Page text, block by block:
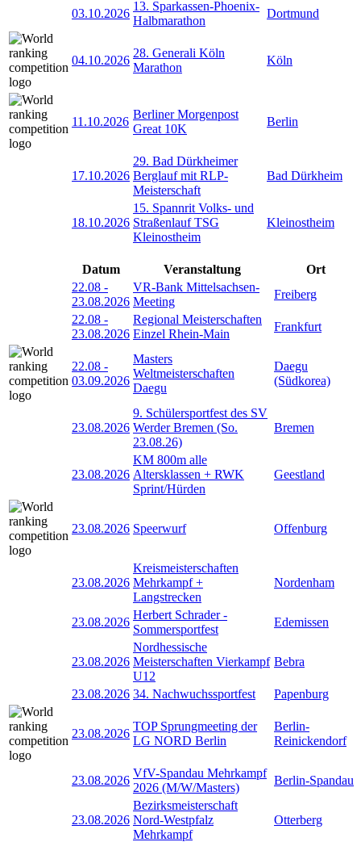
03.10.2026
13. Sparkassen-Phoenix-
Halbmarathon
Dortmund
04.10.2026
28. Generali Köln
Marathon
Köln
11.10.2026
Berliner Morgenpost
Great 10K
Berlin
17.10.2026
29. Bad Dürkheimer
Berglauf mit RLP-
Meisterschaft
Bad Dürkheim
18.10.2026
15. Spannrit Volks- und
Straßenlauf TSG
Kleinostheim
Kleinostheim
Datum Veranstaltung
Ort
22.08 -
23.08.2026
VR-Bank Mittelsachsen-
Meeting
Freiberg
22.08 -
23.08.2026
Regional Meisterschaften
Einzel Rhein-Main
Frankfurt
22.08 -
03.09.2026
Masters
Weltmeisterschaften
Daegu
Daegu
(Südkorea)
23.08.2026
9. Schülersportfest des SV
Werder Bremen (So.
23.08.26)
Bremen
23.08.2026
KM 800m alle
Altersklassen + RWK
Sprint/Hürden
Geestland
23.08.2026 Speerwurf Offenburg
23.08.2026
Kreismeisterschaften
Mehrkampf +
Langstrecken
Nordenham
23.08.2026
Herbert Schrader -
Sommersportfest
Edemissen
23.08.2026
Nordhessische
Meisterschaften Vierkampf
U12
Bebra
23.08.2026 34. Nachwuchssportfest Papenburg
23.08.2026
TOP Sprungmeeting der
LG NORD Berlin
Berlin-
Reinickendorf
23.08.2026
VfV-Spandau Mehrkampf
2026 (M/W/Masters)
Berlin-Spandau
23.08.2026
Bezirksmeisterschaft
Nord-Westpfalz
Mehrkampf
Otterberg